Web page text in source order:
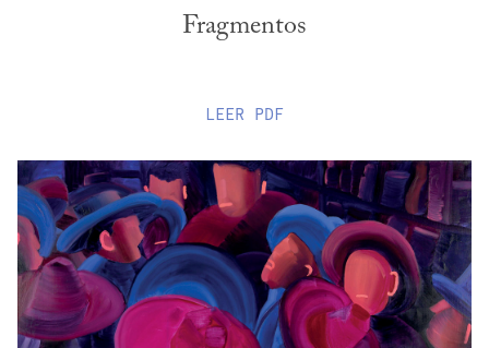
Fragmentos
LEER PDF